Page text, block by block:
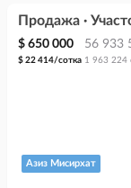
Продажа ·
$ 650 000 56 933
$ 22 414/сотка 1 963 224
Азиз Мисирхат